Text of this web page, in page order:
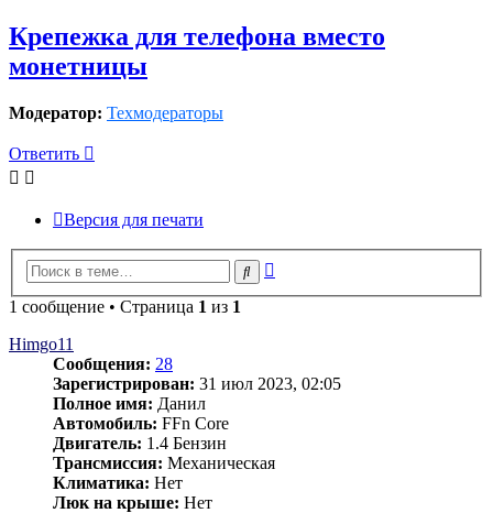
Крепежка для телефона вместо
монетницы
Модератор: Техмодераторы
Ответить
Версия для печати
Поиск
1 сообщение • Страница 1 из 1
Himgo11
Сообщения: 28
Зарегистрирован: 31 июл 2023, 02:05
Полное имя: Данил
Автомобиль: FFn Core
Двигатель: 1.4 Бензин
Трансмиссия: Механическая
Климатика: Нет
Люк на крыше: Нет